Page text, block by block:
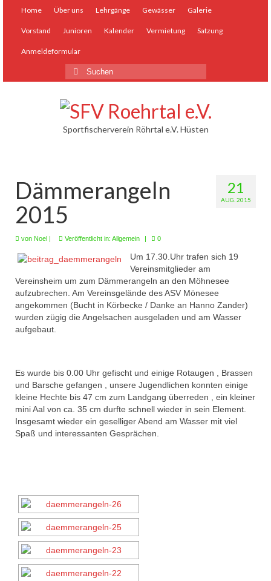
Home Über uns Lehrgänge Gewässer Galerie
Vorstand Junioren Kalender Vermietung Satzung
Anmeldeformular
Suchen
nach:
Sportfischerverein Röhrtal e.V. Hüsten
21
AUG. 2015
Dämmerangeln
2015
von Noel | Veröffentlicht in: Allgemein | 0
Um 17.30.Uhr trafen sich 19
Vereinsmitglieder am
Vereinsheim um zum Dämmerangeln an den Möhnesee
aufzubrechen. Am Vereinsgelände des ASV Mönesee
angekommen (Bucht in Körbecke / Danke an Hanno Zander)
wurden zügig die Angelsachen ausgeladen und am Wasser
aufgebaut.
Es wurde bis 0.00 Uhr gefischt und einige Rotaugen , Brassen
und Barsche gefangen , unsere Jugendlichen konnten einige
kleine Hechte bis 47 cm zum Landgang überreden , ein kleiner
mini Aal von ca. 35 cm durfte schnell wieder in sein Element.
Insgesamt wieder ein geselliger Abend am Wasser mit viel
Spaß und interessanten Gesprächen.